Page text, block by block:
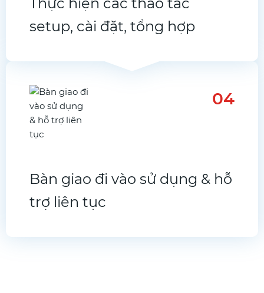
setup, cài đặt, tổng hợp
04
Bàn giao đi vào sử dụng & hỗ
trợ liên tục